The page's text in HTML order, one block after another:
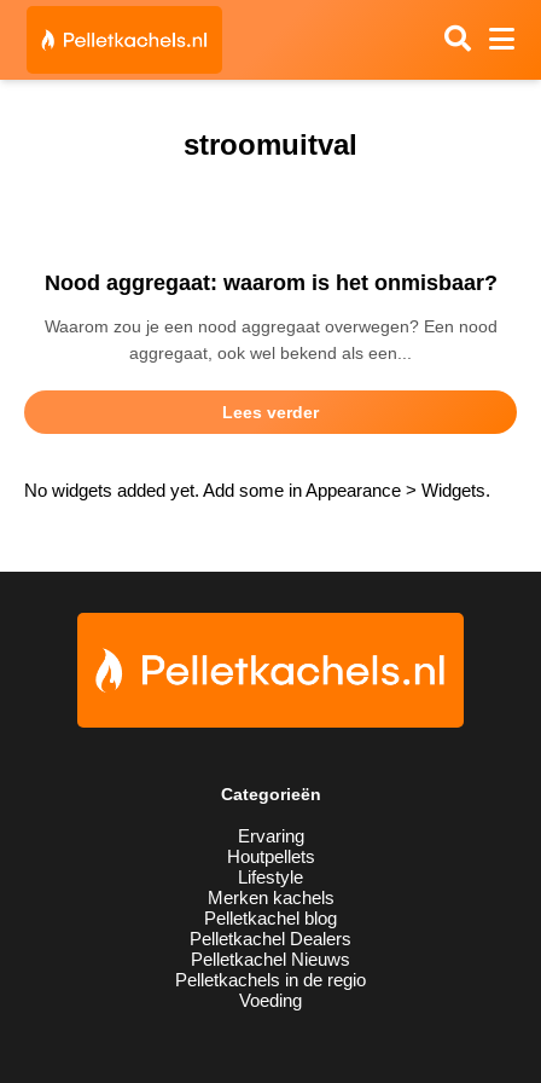
stroomuitval
Nood aggregaat: waarom is het onmisbaar?
Waarom zou je een nood aggregaat overwegen? Een nood
aggregaat, ook wel bekend als een...
Lees verder
No widgets added yet. Add some in Appearance > Widgets.
Categorieën
Ervaring
Houtpellets
Lifestyle
Merken kachels
Pelletkachel blog
Pelletkachel Dealers
Pelletkachel Nieuws
Pelletkachels in de regio
Voeding